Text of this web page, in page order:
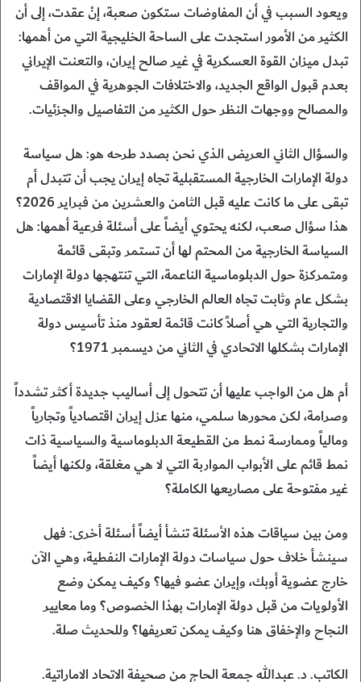
ويعود السبب في أن المفاوضات ستكون صعبة، إنْ عقدت، إلى أن
الكثير من الأمور استجدت على الساحة الخليجية التي من أهمها:
تبدل ميزان القوة العسكرية في غير صالح إيران، والتعنت الإيراني
بعدم قبول الواقع الجديد، والاختلافات الجوهرية في المواقف
والمصالح ووجهات النظر حول الكثير من التفاصيل والجزئيات.
والسؤال الثاني العريض الذي نحن بصدد طرحه هو: هل سياسة
دولة الإمارات الخارجية المستقبلية تجاه إيران يجب أن تتبدل أم
تبقى على ما كانت عليه قبل الثامن والعشرين من فبراير 2026؟
هذا سؤال صعب، لكنه يحتوي أيضاً على أسئلة فرعية أهمها: هل
السياسة الخارجية من المحتم لها أن تستمر وتبقى قائمة
ومتمركزة حول الدبلوماسية الناعمة، التي تنتهجها دولة الإمارات
بشكل عام وثابت تجاه العالم الخارجي وعلى القضايا الاقتصادية
والتجارية التي هي أصلاً كانت قائمة لعقود منذ تأسيس دولة
الإمارات بشكلها الاتحادي في الثاني من ديسمبر 1971؟
أم هل من الواجب عليها أن تتحول إلى أساليب جديدة أكثر تشدداً
وصرامة، لكن محورها سلمي، منها عزل إيران اقتصادياً وتجارياً
ومالياً وممارسة نمط من القطيعة الدبلوماسية والسياسية ذات
نمط قائم على الأبواب المواربة التي لا هي مغلقة، ولكنها أيضاً
غير مفتوحة على مصاريعها الكاملة؟
ومن بين سياقات هذه الأسئلة تنشأ أيضاً أسئلة أخرى: فهل
سينشأ خلاف حول سياسات دولة الإمارات النفطية، وهي الآن
خارج عضوية أوبك، وإيران عضو فيها؟ وكيف يمكن وضع
الأولويات من قبل دولة الإمارات بهذا الخصوص؟ وما معايير
النجاح والإخفاق هنا وكيف يمكن تعريفها؟ وللحديث صلة.
الكاتب. د. عبدالله جمعة الحاج من صحيفة الاتحاد الاماراتية.